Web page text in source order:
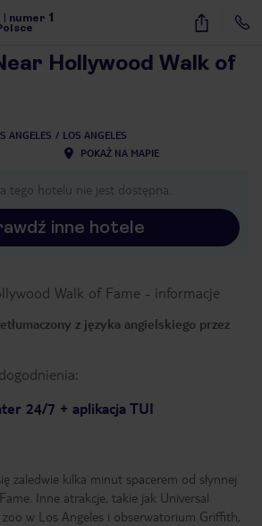
numer 1 4
Hollywood Walk of
ANGELES
LOS ANGELES
POKAŻ NA MAPIE
tego hotelu nie jest dostępna.
inne hotele
Walk of Fame - informacje
z języka angielskiego przez
24/7 + aplikacja TUI
zaledwie kilka minut spacerem od słynnej
Inne atrakcje, takie jak Universal
w Los Angeles i obserwatorium Griffith,